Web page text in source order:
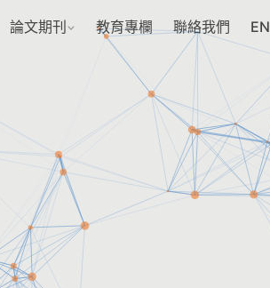
論文期刊 教育專欄 聯絡我們 EN